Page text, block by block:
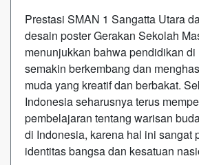
Prestasi SMAN 1 Sangatta Utara
desain poster Gerakan Sekolah
menunjukkan bahwa pendidikan
semakin berkembang dan
muda yang kreatif dan berbakat.
Indonesia seharusnya terus
pembelajaran tentang warisan
di Indonesia, karena hal ini sangat
identitas bangsa dan kesatuan